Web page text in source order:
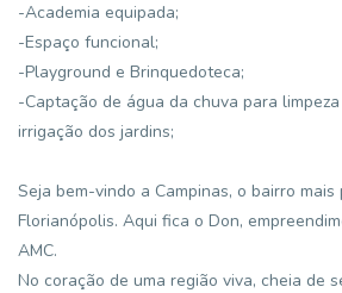
-Academia equipada;
-Espaço funcional;
-Playground e Brinquedoteca;
-Captação de água da chuva para
irrigação dos jardins;
Seja bem-vindo a Campinas, o bairro
Florianópolis. Aqui fica o Don,
AMC.
No coração de uma região viva, cheia de